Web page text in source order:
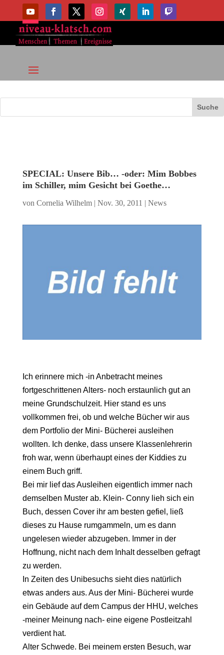
SPECIAL: Unsere Bib… -oder: Mim Bobbes
im Schiller, mim Gesicht bei Goethe…
von Cornelia Wilhelm| Nov. 30, 2011 | News
Ich erinnere mich -in Anbetracht meines
fortgeschrittenen Alters- noch erstaunlich gut an
meine Grundschulzeit. Hier stand es uns
vollkommen frei, ob und welche Bücher wir aus
dem Portfolio der Mini- Bücherei ausleihen
wollten. Ich denke, dass unsere Klassenlehrerin
froh war, wenn überhaupt eines der Kiddies zu
einem Buch griff.
Bei mir lief das Ausleihen eigentlich immer nach
demselben Muster ab. Klein- Conny lieh sich ein
Buch, dessen Cover ihr am besten gefiel, ließ
dieses zu Hause rumgammeln, um es dann
ungelesen wieder abzugeben. Immer in der
Hoffnung, nicht nach dem Inhalt desselben gefragt
zu werden.
In Zeiten des Unibesuchs sieht dies natürlich
etwas anders aus. Aus der Mini- Bücherei wurde
ein Gebäude auf dem Campus der HHU, welches
-meiner Meinung nach- eine eigene Postleitzahl
verdient hat.
Alter Schwede. Bei meinem ersten Besuch, war